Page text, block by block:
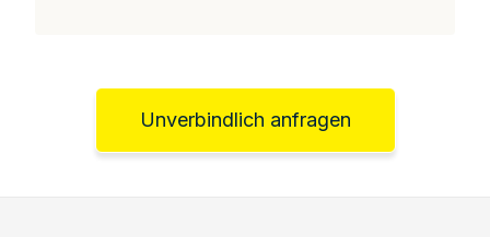
Unverbindlich anfragen